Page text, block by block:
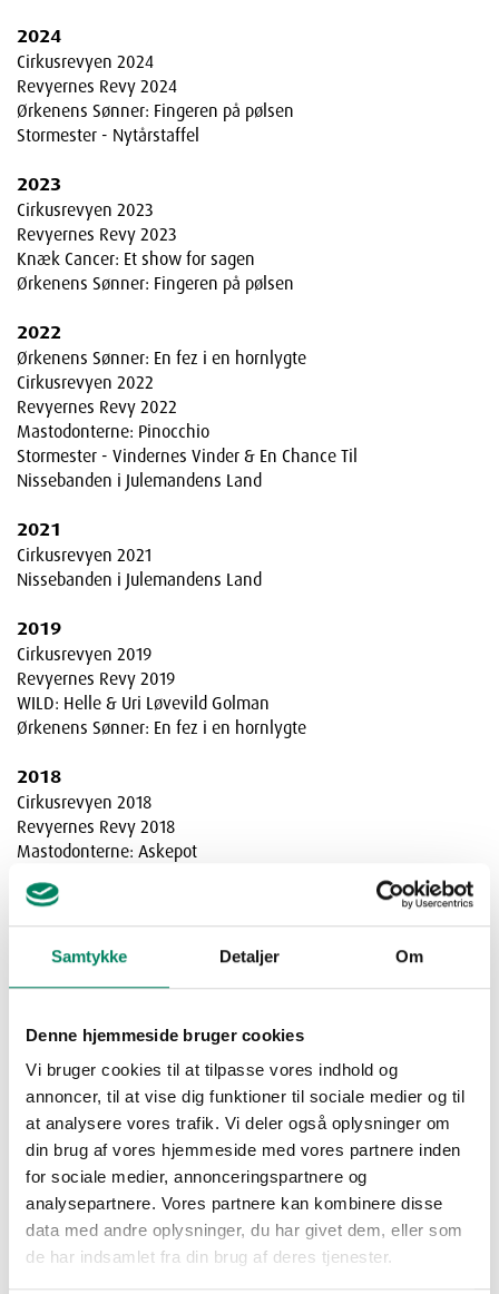
Samtykke Detaljer Om
Denne hjemmeside bruger cookies
Vi bruger cookies til at tilpasse vores indhold og
annoncer, til at vise dig funktioner til sociale medier og til
at analysere vores trafik. Vi deler også oplysninger om
din brug af vores hjemmeside med vores partnere inden
for sociale medier, annonceringspartnere og
analysepartnere. Vores partnere kan kombinere disse
data med andre oplysninger, du har givet dem, eller som
de har indsamlet fra din brug af deres tjenester.
2024
Cirkusrevyen 2024
Revyernes Revy 2024
Ørkenens Sønner: Fingeren på pølsen
Stormester - Nytårstaffel
2023
Cirkusrevyen 2023
Revyernes Revy 2023
Knæk Cancer: Et show for sagen
Ørkenens Sønner: Fingeren på pølsen
2022
Ørkenens Sønner: En fez i en hornlygte
Cirkusrevyen 2022
Revyernes Revy 2022
Mastodonterne: Pinocchio
Stormester - Vindernes Vinder & En Chance Til
Nissebanden i Julemandens Land
2021
Cirkusrevyen 2021
Nissebanden i Julemandens Land
2019
Cirkusrevyen 2019
Revyernes Revy 2019
WILD: Helle & Uri Løvevild Golman
Ørkenens Sønner: En fez i en hornlygte
2018
Cirkusrevyen 2018
Revyernes Revy 2018
Mastodonterne: Askepot